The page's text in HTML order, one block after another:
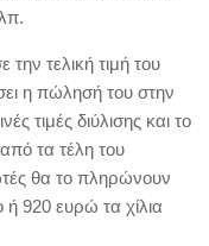
τελική τιμή του
η πώλησή του στην
τιμές διύλισης και το
τα τέλη του
θα το πληρώνουν
ή 920 ευρώ τα χίλια